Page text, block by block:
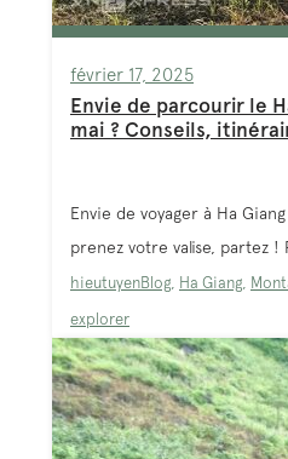
février 17, 2025
Envie de parcourir le
mai ? Conseils,
Envie de voyager à Ha
prenez votre valise, partez !
hieutuyenBlog Ha Giang
explorer